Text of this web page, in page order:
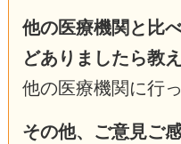
他の医療機関と比
どありましたら教
他の医療機関に行
その他、ご意見ご